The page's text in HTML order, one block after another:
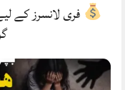
فری لانسرز کے